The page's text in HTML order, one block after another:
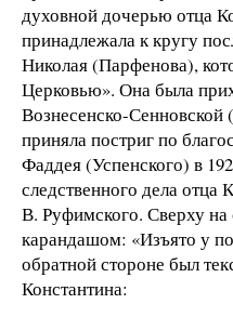
духовной дочерью отца
принадлежала к кругу
Николая (Парфенова),
Церковью». Она была
Вознесенско-
приняла постриг по
Фаддея (Успенского) в
следственного дела отца
В. Руфимского. Сверху
карандашом: «Изъято у
обратной стороне был
Константина: